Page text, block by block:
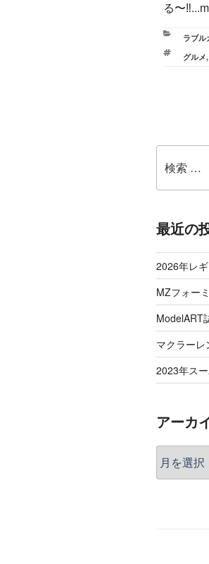
る〜
カ
テ
ラブル
タ
グルメ,
索:
最近の
2026年レ
MZフォー
ModelART
マクラー
2023年ス
アーカ
ー
カ